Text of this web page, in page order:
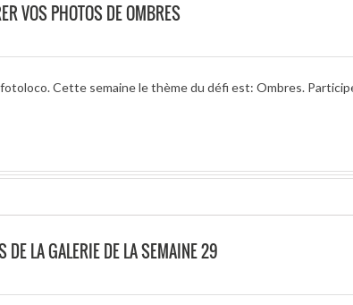
VOS PHOTOS DE OMBRES
Cette semaine le thème du défi est: Ombres.
DE LA GALERIE DE LA SEMAINE 29